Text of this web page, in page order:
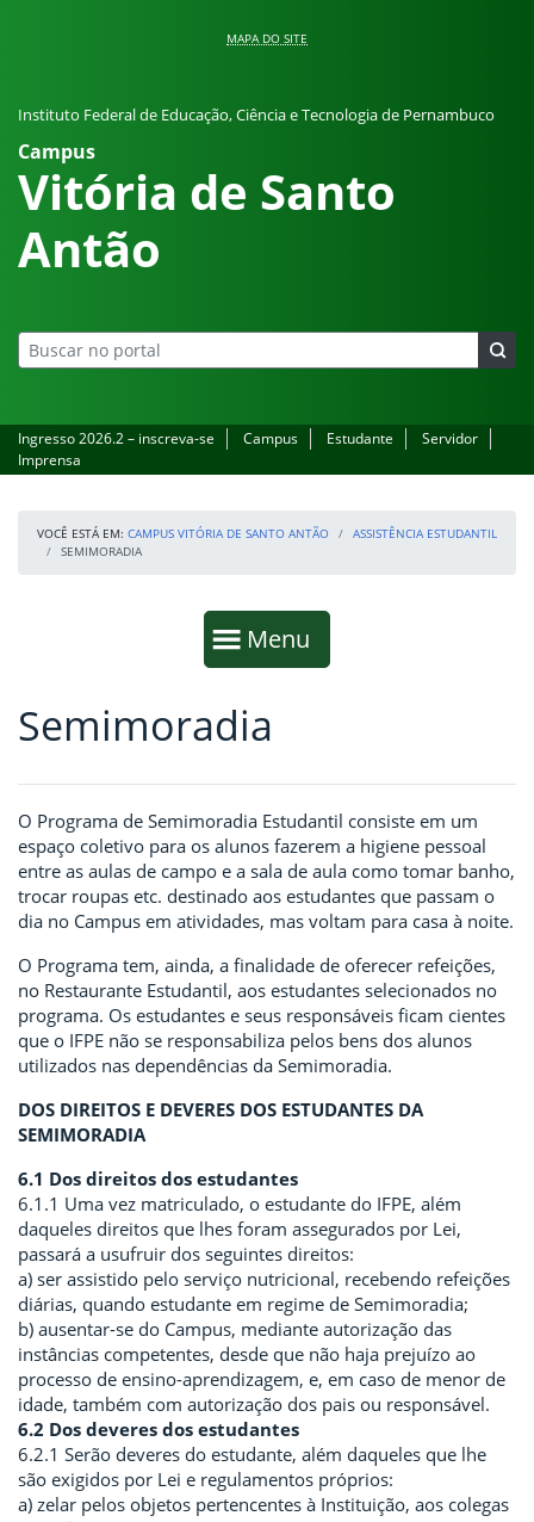
MAPA DO SITE
Instituto Federal de Educação, Ciência e Tecnologia de Pernambuco
Campus
Vitória de Santo
Antão
Ingresso 2026.2 – inscreva-se Campus Estudante
Servidor
Imprensa
VOCÊ ESTÁ EM: CAMPUS VITÓRIA DE SANTO ANTÃO
ASSISTÊNCIA ESTUDANTIL
SEMIMORADIA
Mostrar
Menu
Fim da navegação
Início do conteúdo
Semimoradia
O Programa de Semimoradia Estudantil consiste em um
espaço coletivo para os alunos fazerem a higiene pessoal
entre as aulas de campo e a sala de aula como tomar banho,
trocar roupas etc. destinado aos estudantes que passam o
dia no Campus em atividades, mas voltam para casa à noite.
O Programa tem, ainda, a finalidade de oferecer refeições,
no Restaurante Estudantil, aos estudantes selecionados no
programa. Os estudantes e seus responsáveis ficam cientes
que o IFPE não se responsabiliza pelos bens dos alunos
utilizados nas dependências da Semimoradia.
DOS DIREITOS E DEVERES DOS ESTUDANTES DA
SEMIMORADIA
6.1 Dos direitos dos estudantes
6.1.1 Uma vez matriculado, o estudante do IFPE, além
daqueles direitos que lhes foram assegurados por Lei,
passará a usufruir dos seguintes direitos:
a) ser assistido pelo serviço nutricional, recebendo refeições
diárias, quando estudante em regime de Semimoradia;
b) ausentar-se do Campus, mediante autorização das
instâncias competentes, desde que não haja prejuízo ao
processo de ensino-aprendizagem, e, em caso de menor de
idade, também com autorização dos pais ou responsável.
6.2 Dos deveres dos estudantes
6.2.1 Serão deveres do estudante, além daqueles que lhe
são exigidos por Lei e regulamentos próprios:
a) zelar pelos objetos pertencentes à Instituição, aos colegas